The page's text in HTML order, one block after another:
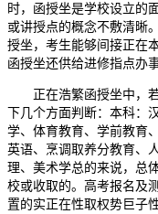
时，函授坐是学校设立的
或讲授点的概念不敷清晰
授坐，考生能够间接正在
函授坐还供给进修指点办事
正在浩繁函授坐中，若
下几个方面判断：本科：
学、体育教育、学前教育
英语、烹调取养分教育、
理、美术学总的来说，总
校或收取的。高考报名及
置的实正在性取权势巨子性